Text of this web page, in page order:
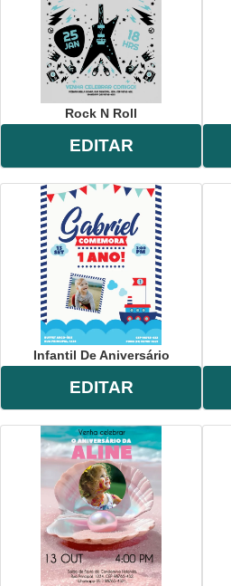
Rock N Roll
EDITAR
Infantil De Aniversário
EDITAR